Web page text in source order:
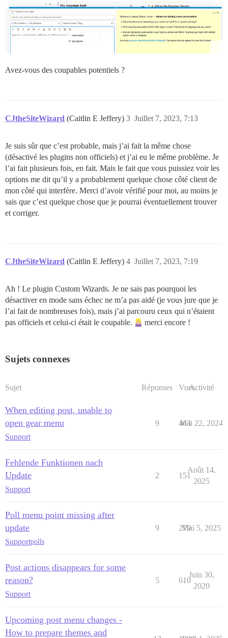
Avez-vous des coupables potentiels ?
CJtheSiteWizard (Caitlin E Jeffery) Juillet 7, 2023, 7:13
3
Je suis sûr que c’est probable, mais j’ai fait la même chose
(désactivé les plugins non officiels) et j’ai eu le même problème. Je
l’ai fait plusieurs fois, en fait. Mais le fait que vous puissiez voir les
options me dit qu’il y a probablement quelque chose côté client de
mon côté qui interfère. Merci d’avoir vérifié pour moi, au moins je
sais que c’est quelque chose que je pourrai éventuellement trouver
et corriger.
CJtheSiteWizard (Caitlin E Jeffery) Juillet 7, 2023, 7:19
4
Ah ! Le plugin Custom Wizards. Je ne sais pas pourquoi les
désactiver en mode sans échec ne m’a pas aidé (je vous jure que je
l’ai fait de nombreuses fois), mais j’ai parcouru ceux qui n’étaient
pas officiels et celui-ci était le coupable.
merci encore !
Sujets connexes
Sujet Réponses VuesActivité
When editing post, unable to
open gear menu
Support
9 463
Mai 22, 2024
Fehlende Funktionen nach
Update
Support
2 151
Août 14,
2025
Poll menu point missing after
update
Supportpolls
9 279
Mai 5, 2025
Post actions disappears for some
reason?
Support
5 610
Juin 30,
2020
Upcoming post menu changes -
How to prepare themes and